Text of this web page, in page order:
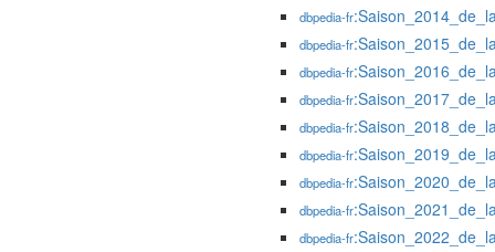
dbpedia-fr
dbpedia-fr
dbpedia-fr
dbpedia-fr
dbpedia-fr
dbpedia-fr
dbpedia-fr
dbpedia-fr
dbpedia-fr